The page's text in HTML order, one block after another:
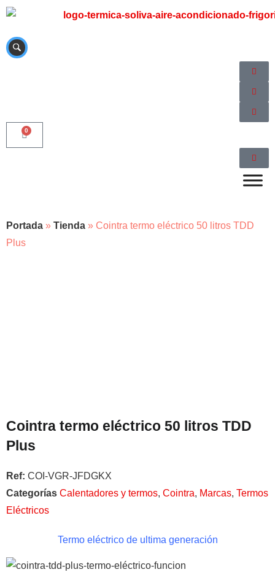
0
Portada » Tienda » Cointra termo eléctrico 50 litros TDD
Plus
Cointra termo eléctrico 50 litros TDD
Plus
Ref: COI-VGR-JFDGKX
Categorías Calentadores y termos, Cointra, Marcas, Termos
Eléctricos
Termo eléctrico de ultima generación